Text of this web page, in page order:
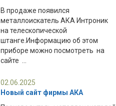
В продаже появился
металлоискатель АКА Интроник
на телескопической
штанге.Информацию об этом
приборе можно посмотреть на
сайте ...
02.06.2025
Новый сайт фирмы АКА